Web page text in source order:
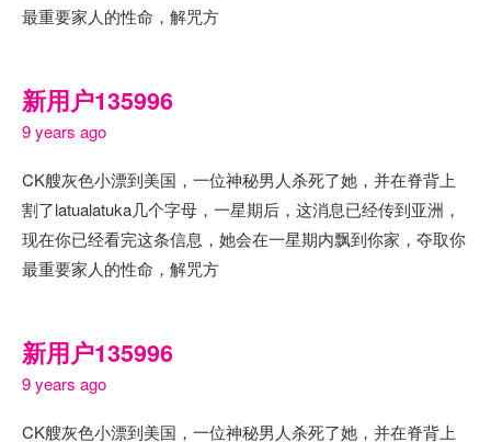
最重要家人的性命，解咒方
新用户135996
9 years ago
CK艘灰色小漂到美国，一位神秘男人杀死了她，并在脊背上
割了latualatuka几个字母，一星期后，这消息已经传到亚洲，
现在你已经看完这条信息，她会在一星期内飘到你家，夺取你
最重要家人的性命，解咒方
新用户135996
9 years ago
CK艘灰色小漂到美国，一位神秘男人杀死了她，并在脊背上